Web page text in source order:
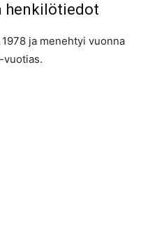
henkilötiedot
ja menehtyi vuonna
vuotias.